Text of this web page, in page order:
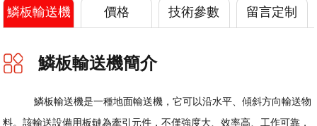
鱗板輸送機 價格 技術參數 留言定制
鱗板輸送機簡介
鱗板輸送機是一種地面輸送機，它可以沿水平、傾斜方向輸送物
料。該輸送設備用板鏈為牽引元件，不僅強度大、效率高、工作可靠，